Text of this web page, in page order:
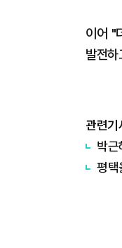
이어 "
발전
관련기
박근
평택